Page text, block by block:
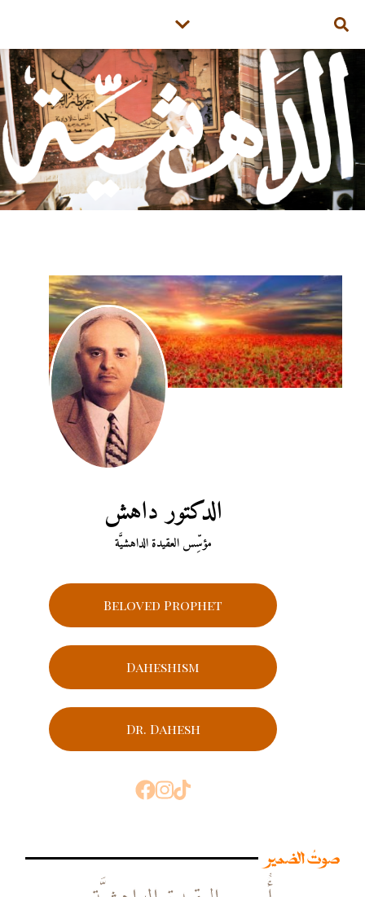
الدكتور داهش
مؤسِّس العقيدة الداهشيَّة
Beloved Prophet
Daheshism
Dr. Dahesh
صوتُ الضمير